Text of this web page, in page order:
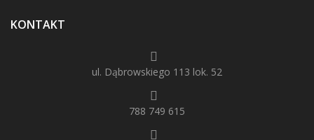
KONTAKT
ul. Dąbrowskiego 113 lok. 52
788 749 615